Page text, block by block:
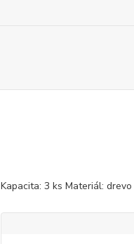
Kapacita: 3 ks Materiál: drevo